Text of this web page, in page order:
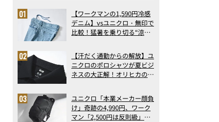
【ワークマンの1,590円冷感
デニム】vsユニクロ・無印で
比較！猛暑を乗り切る“涼感
で決定版
【汗だく通勤からの解放】ユ
ニクロのポロシャツが夏ビジ
ネスの大正解！オリヒカの透
アの実力
ユニクロ「本業メーカー顔負
け」奇跡の4,990円、ワーク
マン「2,500円は反則級」凄